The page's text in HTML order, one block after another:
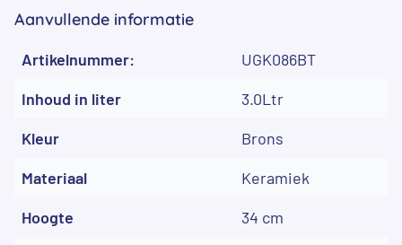
Aanvullende informatie
Artikelnummer:
UGK086BT
Inhoud in liter
3.0Ltr
Kleur
Brons
Materiaal
Keramiek
Hoogte
34 cm